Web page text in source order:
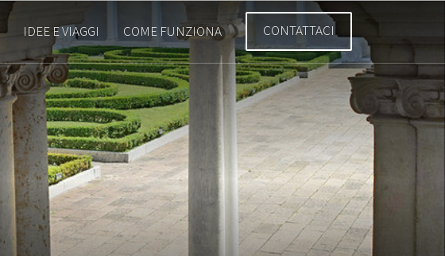
CONTATTACI
COME FUNZIONA
IDEE E VIAGGI